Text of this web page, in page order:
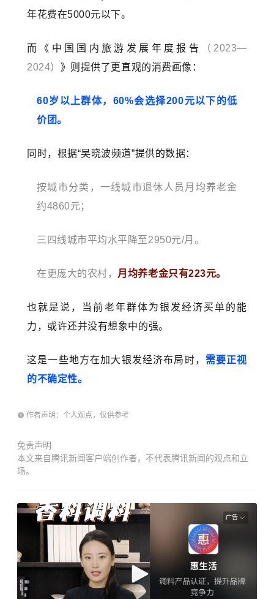
年花费在5000元以下。
而《中国国内旅游发展年度报告
（2023—
2024） 》则提供了更直观的消费画像：
60岁以上群体，60%会选择200元以下的低
价团。
同时，根据“吴晓波频道”提供的数据：
按城市分类，一线城市退休人员月均养老金
约4860元；
三四线城市平均水平降至2950元/月。
在更庞大的农村， 月均养老金只有223元。
也就是说，当前老年群体为银发经济买单的能
力，或许还并没有想象中的强。
这是一些地方在加大银发经济布局时， 需要正视
的不确定性。
作者声明：个人观点，仅供参考
免责声明
本文来自腾讯新闻客户端创作者，不代表腾讯新闻的观点和立
场。
广告